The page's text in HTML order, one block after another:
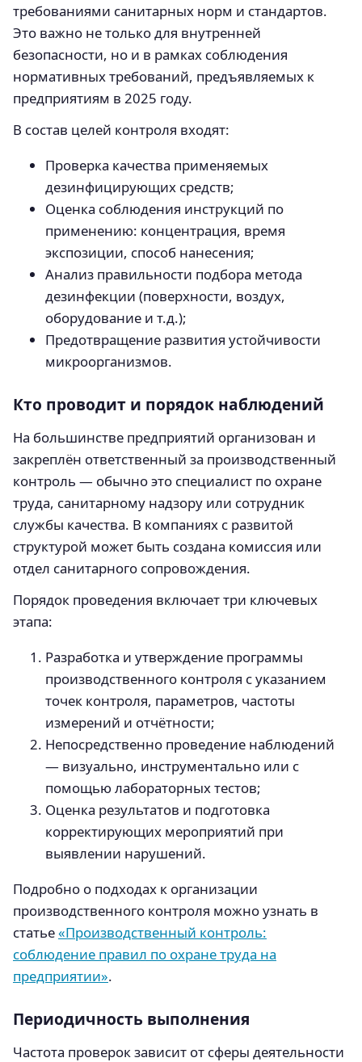
требованиями санитарных норм и стандартов.
Это важно не только для внутренней
безопасности, но и в рамках соблюдения
нормативных требований, предъявляемых к
предприятиям в 2025 году.
В состав целей контроля входят:
Проверка качества применяемых
дезинфицирующих средств;
Оценка соблюдения инструкций по
применению: концентрация, время
экспозиции, способ нанесения;
Анализ правильности подбора метода
дезинфекции (поверхности, воздух,
оборудование и т.д.);
Предотвращение развития устойчивости
микроорганизмов.
Кто проводит и порядок наблюдений
На большинстве предприятий организован и
закреплён ответственный за производственный
контроль — обычно это специалист по охране
труда, санитарному надзору или сотрудник
службы качества. В компаниях с развитой
структурой может быть создана комиссия или
отдел санитарного сопровождения.
Порядок проведения включает три ключевых
этапа:
Разработка и утверждение программы
производственного контроля с указанием
точек контроля, параметров, частоты
измерений и отчётности;
Непосредственно проведение наблюдений
— визуально, инструментально или с
помощью лабораторных тестов;
Оценка результатов и подготовка
корректирующих мероприятий при
выявлении нарушений.
Подробно о подходах к организации
производственного контроля можно узнать в
статье«Производственный контроль:
cоблюдение правил по охране труда на
предприятии».
Периодичность выполнения
Частота проверок зависит от сферы деятельности